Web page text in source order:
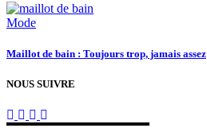
Mode
Maillot de bain : Toujours trop, jamais assez
NOUS SUIVRE